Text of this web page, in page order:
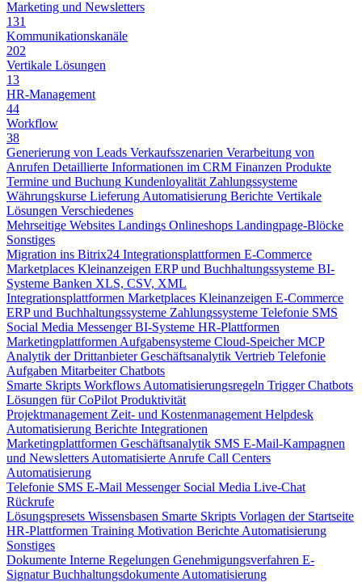
Marketing und Newsletters
131
Kommunikationskanäle
202
Vertikale Lösungen
13
HR-Management
44
Workflow
38
Generierung von Leads Verkaufsszenarien Verarbeitung von
Anrufen Detaillierte Informationen im CRM Finanzen Produkte
Termine und Buchung Kundenloyalität Zahlungssysteme
Währungskurse Lieferung Automatisierung Berichte Vertikale
Lösungen Verschiedenes
Mehrseitige Websites Landings Onlineshops Landingpage-Blöcke
Sonstiges
Migration ins Bitrix24 Integrationsplattformen E-Commerce
Marketplaces Kleinanzeigen ERP und Buchhaltungssysteme BI-
Systeme Banken XLS, CSV, XML
Integrationsplattformen Marketplaces Kleinanzeigen E-Commerce
ERP und Buchhaltungssysteme Zahlungssysteme Telefonie SMS
Social Media Messenger BI-Systeme HR-Plattformen
Marketingplattformen Aufgabensysteme Cloud-Speicher MCP
Analytik der Drittanbieter Geschäftsanalytik Vertrieb Telefonie
Aufgaben Mitarbeiter Chatbots
Smarte Skripts Workflows Automatisierungsregeln Trigger Chatbots
Lösungen für CoPilot Produktivität
Projektmanagement Zeit- und Kostenmanagement Helpdesk
Automatisierung Berichte Integrationen
Marketingplattformen Geschäftsanalytik SMS E-Mail-Kampagnen
und Newsletters Automatisierte Anrufe Call Centers
Automatisierung
Telefonie SMS E-Mail Messenger Social Media Live-Chat
Rückrufe
Lösungspresets Wissensbasen Smarte Skripts Vorlagen der Startseite
HR-Plattformen Training Motivation Berichte Automatisierung
Sonstiges
Dokumente Interne Regelungen Genehmigungsverfahren E-
Signatur Buchhaltungsdokumente Automatisierung